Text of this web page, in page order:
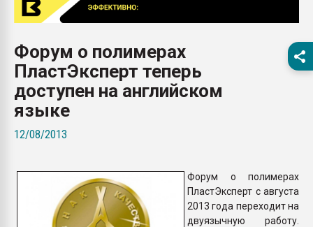
первый план в
28.07.2026
ситуацией на
Всё, что касается
Форум о полимерах
ПластЭксперт теперь
доступен на английском
языке
12/08/2013
Форум о полимерах
ПластЭксперт с августа
2013 года переходит на
двуязычную работу.